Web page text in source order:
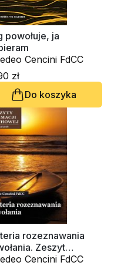
powołuje, ja
Cencini FdCC
zł
Do koszyka
rozeznawania
Zeszyt
Duchowej nr 40
Cencini FdCC